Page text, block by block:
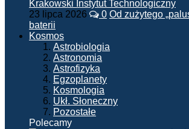
23 lipca 2026 0 Od zużytego
baterii
Kosmos
Astrobiologia
Astronomia
Astrofizyka
Egzoplanety
Kosmologia
Ukł. Słoneczny
Pozostałe
Polecamy